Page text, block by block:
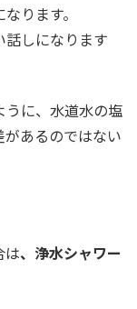
ります。
話しになります
うに、水道水の塩
あるのではない
は、浄水シャワー